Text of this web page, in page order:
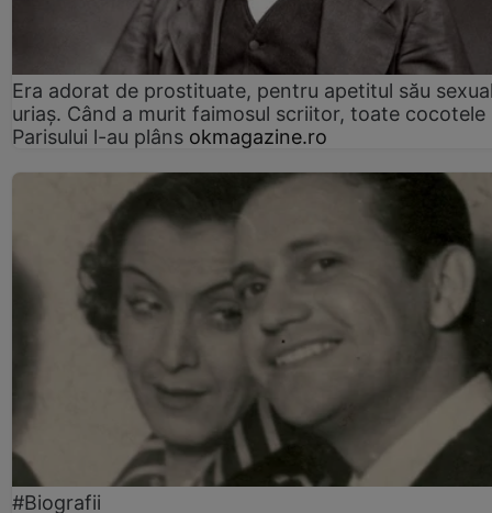
Era adorat de prostituate, pentru apetitul său
uriaș. Când a murit faimosul scriitor, toate cocotele
Parisului l-au plâns okmagazine.ro
#Biografii